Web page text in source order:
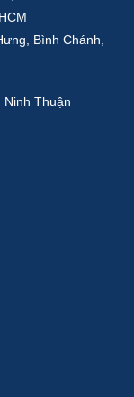
Bình Chánh,
Ninh Thuận